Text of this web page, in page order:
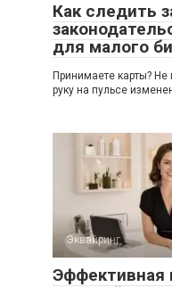
Как следить
для малого
Принимаете карты?
руку на пульсе
Эквайринг
Эффективная